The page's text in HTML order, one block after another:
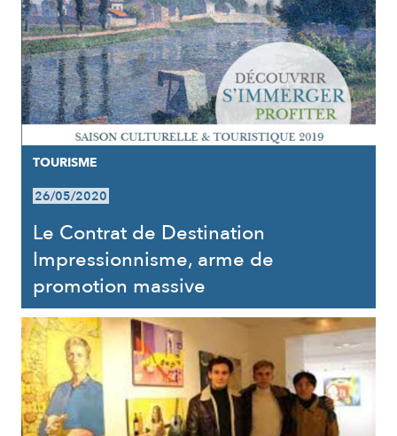
TOURISME
26/05/2020
Le Contrat de Destination
Impressionnisme, arme de
promotion massive